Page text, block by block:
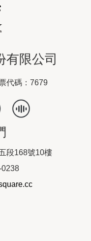
有限公司
代碼：7679
段168號10樓
0238